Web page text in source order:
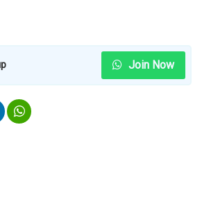
Join Now